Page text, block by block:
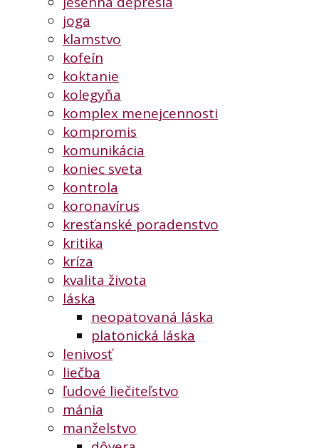
joga
klamstvo
kofeín
koktanie
kolegyňa
komplex menejcennosti
kompromis
komunikácia
koniec sveta
kontrola
koronavírus
kresťanské poradenstvo
kritika
kríza
kvalita života
láska
neopätovaná láska
platonická láska
lenivosť
liečba
ľudové liečiteľstvo
mánia
manželstvo